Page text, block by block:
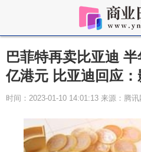
巴菲特再卖比亚迪
亿港元 比亚迪回应
时间：2023-01-10 14:01:13 来源：腾讯